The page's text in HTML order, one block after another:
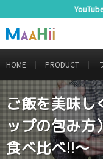
YouTube【LifeHacker
HOME PRODUCT
ご飯を美味し
ップの包み方
食べ比べ!!～